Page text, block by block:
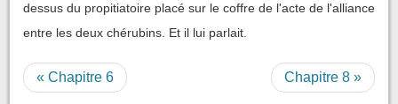
dessus du propitiatoire placé sur le coffre de l'acte de l'alliance
entre les deux chérubins. Et il lui parlait.
« Chapitre 6 Chapitre 8 »